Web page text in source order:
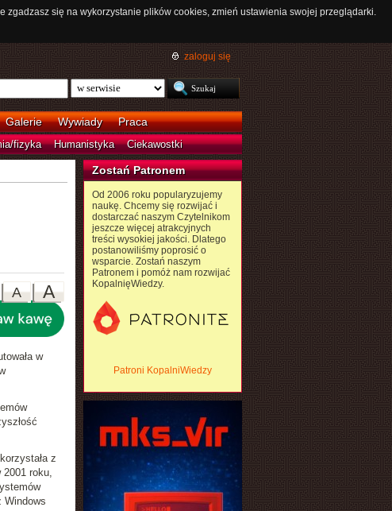
zgadzasz się na wykorzystanie plików cookies, zmień ustawienia swojej przeglądarki.
zaloguj się
Galerie Wywiady Praca
fizyka Humanistyka Ciekawostki
A
A
w
z
2001 roku,
Windows
Zostań Patronem
Od 2006 roku popularyzujemy
naukę. Chcemy się rozwijać i
dostarczać naszym Czytelnikom
jeszcze więcej atrakcyjnych
treści wysokiej jakości. Dlatego
postanowiliśmy poprosić o
wsparcie. Zostań naszym
Patronem i pomóż nam rozwijać
KopalnięWiedzy.
Patroni KopalniWiedzy